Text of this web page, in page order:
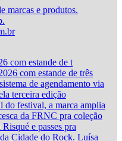
marcas e produtos.
com estande de t